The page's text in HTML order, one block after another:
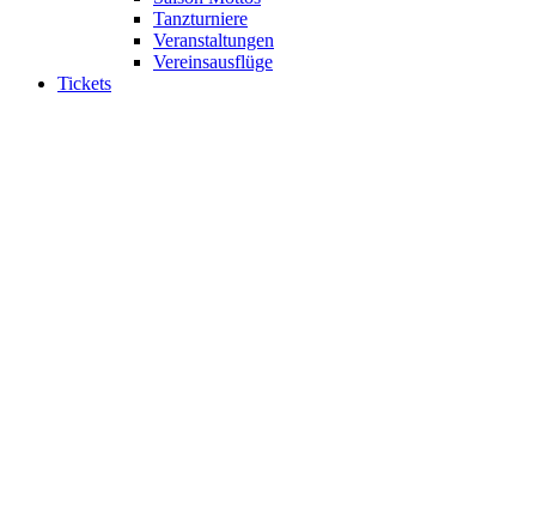
Tanzturniere
Veranstaltungen
Vereinsausflüge
Tickets